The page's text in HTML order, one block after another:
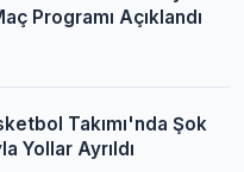
Programı Açıklandı
Takımı'nda Şok
Yollar Ayrıldı